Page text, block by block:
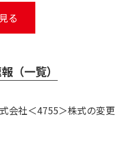
る
（一覧）
会社＜4755＞株式の変更